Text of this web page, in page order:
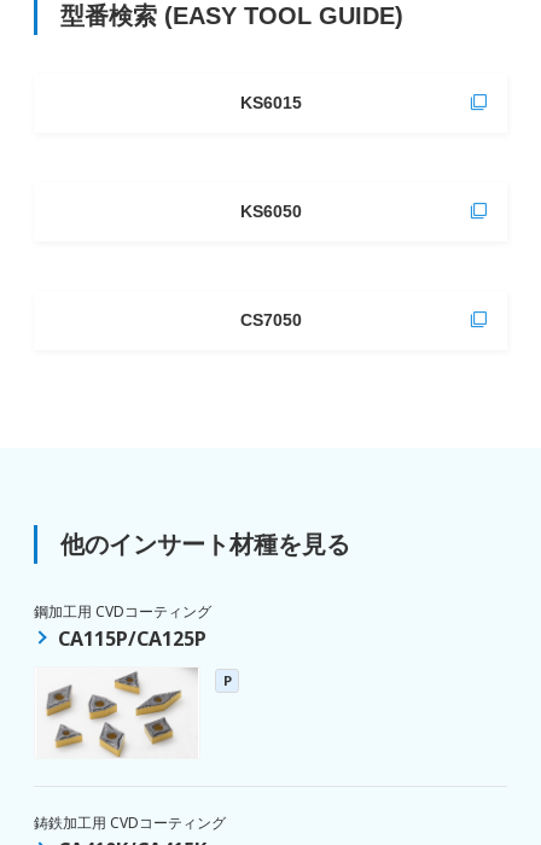
型番検索 (EASY TOOL GUIDE)
KS6015
KS6050
CS7050
他のインサート材種を見る
鋼加工用 CVDコーティング
CA115P/CA125P
P
鋳鉄加工用 CVDコーティング